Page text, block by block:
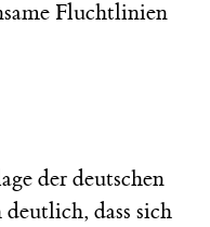
Fluchtlinien
der deutschen
dass sich